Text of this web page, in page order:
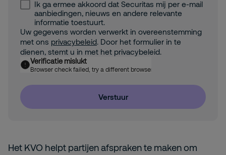
Het KVO helpt partijen afspraken te maken om
Ik ga ermee akkoord dat Securitas mij per e-mail
aanbiedingen, nieuws en andere relevante
informatie toestuurt.
Uw gegevens worden verwerkt in overeenstemming
met ons privacybeleid. Door het formulier in te
dienen, stemt u in met het privacybeleid.
Verificatie mislukt
Browser check failed, try a different browser
Verstuur